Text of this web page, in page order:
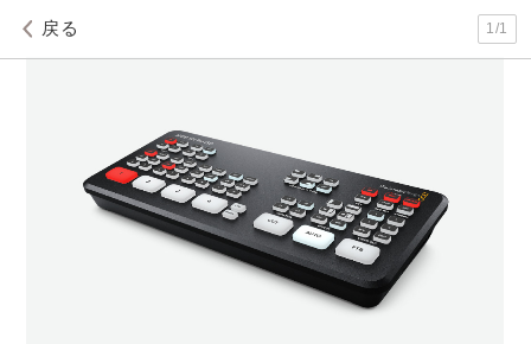
戻る 1/1